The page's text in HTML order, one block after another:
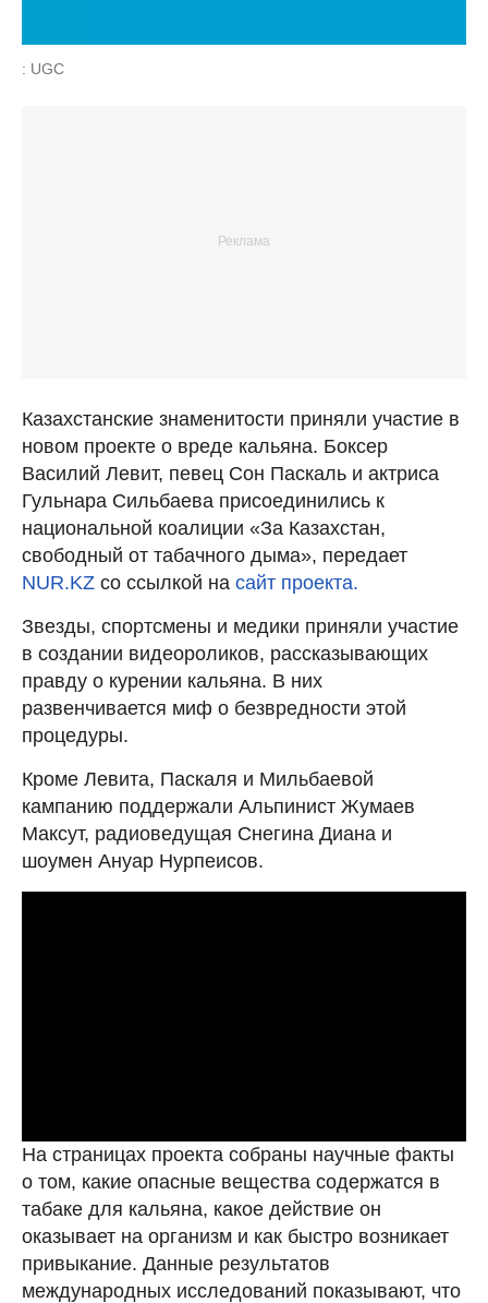
: UGC
Казахстанские знаменитости приняли участие в
новом проекте о вреде кальяна. Боксер
Василий Левит, певец Сон Паскаль и актриса
Гульнара Сильбаева присоединились к
национальной коалиции «За Казахстан,
свободный от табачного дыма», передает
NUR.KZ со ссылкой на сайт проекта.
Звезды, спортсмены и медики приняли участие
в создании видеороликов, рассказывающих
правду о курении кальяна. В них
развенчивается миф о безвредности этой
процедуры.
Кроме Левита, Паскаля и Мильбаевой
кампанию поддержали Альпинист Жумаев
Максут, радиоведущая Снегина Диана и
шоумен Ануар Нурпеисов.
На страницах проекта собраны научные факты
о том, какие опасные вещества содержатся в
табаке для кальяна, какое действие он
оказывает на организм и как быстро возникает
привыкание. Данные результатов
международных исследований показывают, что